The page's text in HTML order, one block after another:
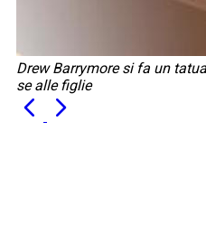
Drew Barrymore si fa un
se alle figlie